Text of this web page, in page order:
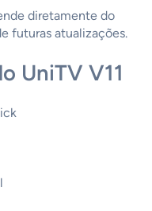
diretamente do
futuras atualizações.
UniTV V11